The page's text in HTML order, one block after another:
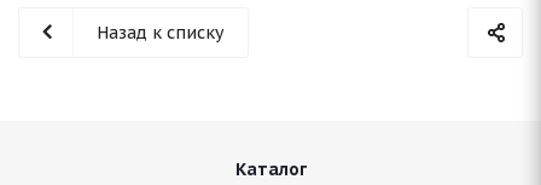
Назад к списку
Каталог